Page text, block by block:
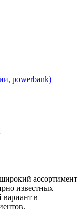
powerbank)
ассортимент
известных
в